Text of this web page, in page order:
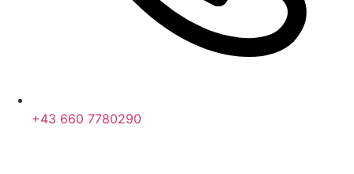
+43 660 7780290